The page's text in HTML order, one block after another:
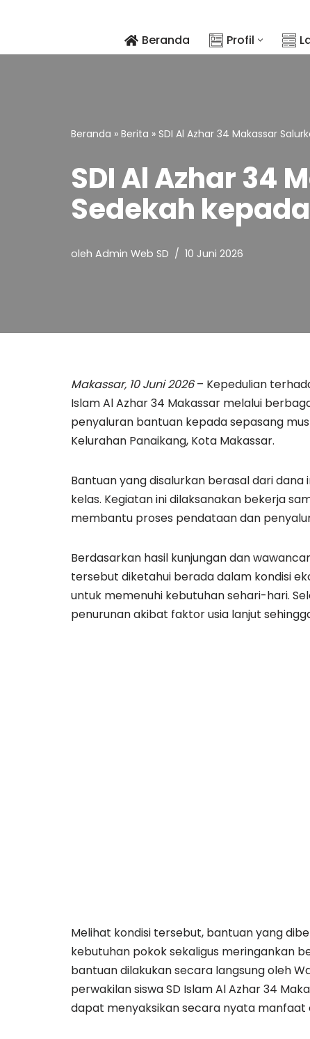
ke
Beranda Profil
Beranda » Berita » SDI Al Azhar 34 Makassar
SDI Al Azhar 34
Sedekah
oleh Admin Web SD 10 Juni 2026
Makassar, 10 Juni 2026– Kepedulian
Islam Al Azhar 34 Makassar melalui
penyaluran bantuan kepada sepasang
Kelurahan Panaikang, Kota Makassar.
Bantuan yang disalurkan berasal dari
kelas. Kegiatan ini dilaksanakan bekerja
membantu proses pendataan dan
Berdasarkan hasil kunjungan dan
tersebut diketahui berada dalam kondisi
untuk memenuhi kebutuhan sehari-hari.
penurunan akibat faktor usia lanjut
Melihat kondisi tersebut, bantuan yang
kebutuhan pokok sekaligus meringankan
bantuan dilakukan secara langsung oleh
perwakilan siswa SD Islam Al Azhar 34
dapat menyaksikan secara nyata manfaat